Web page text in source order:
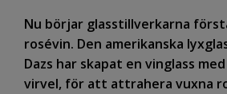
Nu börjar glasstillverkarna
rosévin. Den amerikanska
Dazs har skapat en vinglass
virvel, för att attrahera vuxna